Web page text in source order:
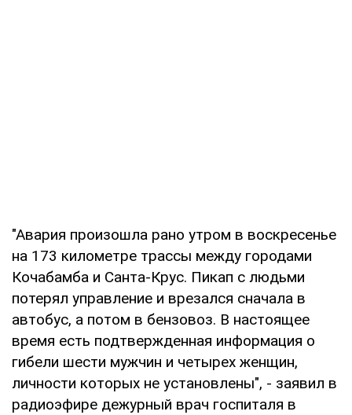
"Авария произошла рано утром в воскресенье
на 173 километре трассы между городами
Кочабамба и Санта-Крус. Пикап с людьми
потерял управление и врезался сначала в
автобус, а потом в бензовоз. В настоящее
время есть подтвержденная информация о
гибели шести мужчин и четырех женщин,
личности которых не установлены", - заявил в
радиоэфире дежурный врач госпиталя в